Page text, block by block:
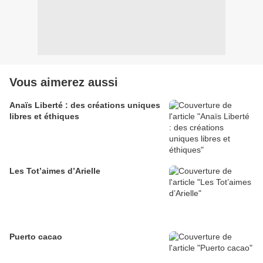
Vous aimerez aussi
Anaïs Liberté : des créations uniques
libres et éthiques
Les Tot’aimes d’Arielle
Puerto cacao